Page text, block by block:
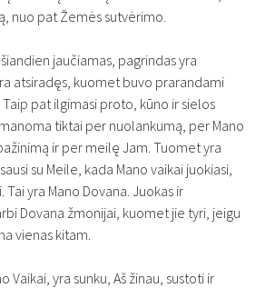
nuo pat Žemės sutvėrimo.
jaučiamas, pagrindas yra
atsiradęs, kuomet buvo prarandami
pat ilgimasi proto, kūno ir sielos
tiktai per nuolankumą, per Mano
ir per meilę Jam. Tuomet yra
su Meile, kada Mano vaikai juokiasi,
Tai yra Mano Dovana. Juokas ir
Dovana žmonijai, kuomet jie tyri, jeigu
vienas kitam.
Vaikai, yra sunku, Aš žinau, sustoti ir